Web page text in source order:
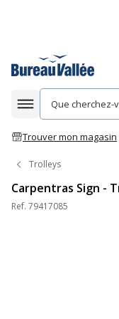
Afficher la
Trouver mon magasin
Trolleys
Carpentras Sign -
Ref. 79417085